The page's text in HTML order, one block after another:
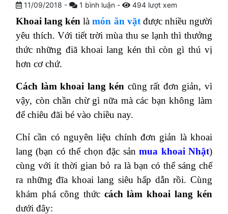
11/09/2018 - 1 bình luận - 494 lượt xem
Khoai lang kén làmón ăn vặtđược nhiều người
yêu thích. Với tiết trời mùa thu se lạnh thì thưởng
thức những điã khoai lang kén thì còn gì thú vị
hơn cơ chứ.
Cách làm khoai lang kén cũng rất đơn giản, vì
vậy, còn chần chừ gì nữa mà các bạn không làm
để chiêu đãi bé vào chiều nay.
Chỉ cần có nguyên liệu chính đơn giản là khoai
lang (bạn có thể chọn đặc sảnmua khoai Nhật)
cùng với ít thời gian bỏ ra là bạn có thể sáng chế
ra những đĩa khoai lang siêu hấp dẫn rồi. Cùng
khám phá công thức cách làm khoai lang kén
dưới đây: